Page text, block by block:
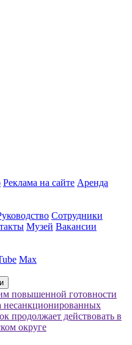
Реклама на сайте Аренда
Сотрудники
Музей Вакансии
Max
повышенной готовности
несанкционированных
продолжает действовать в
округе